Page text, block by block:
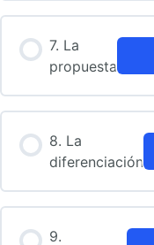
7. La
propuesta
8. La
diferenciación
9.